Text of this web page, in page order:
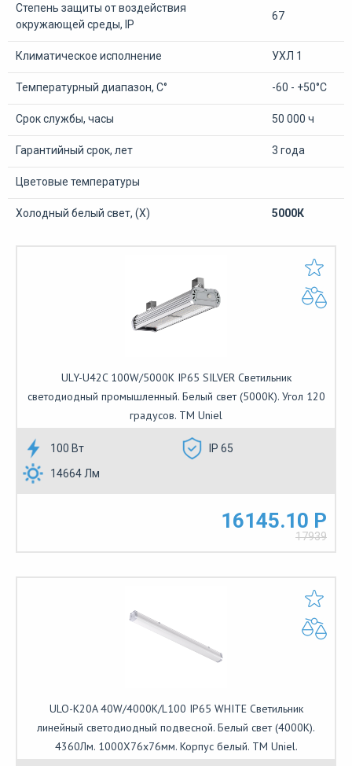
Степень защиты от воздействия
окружающей среды, IP
67
Климатическое исполнение УХЛ 1
Температурный диапазон, С° -60 - +50°С
Срок службы, часы 50 000 ч
Гарантийный срок, лет 3 года
Цветовые температуры
Холодный белый свет, (Х) 5000К
ULY-U42C 100W/5000K IP65 SILVER Светильник
светодиодный промышленный. Белый свет (5000K). Угол 120
градусов. TM Uniel
100 Вт
IP 65
14664 Лм
16145.10 Р
17939
ULO-K20A 40W/4000K/L100 IP65 WHITE Светильник
линейный светодиодный подвесной. Белый свет (4000К).
4360Лм. 1000Х76х76мм. Корпус белый. TM Uniel.